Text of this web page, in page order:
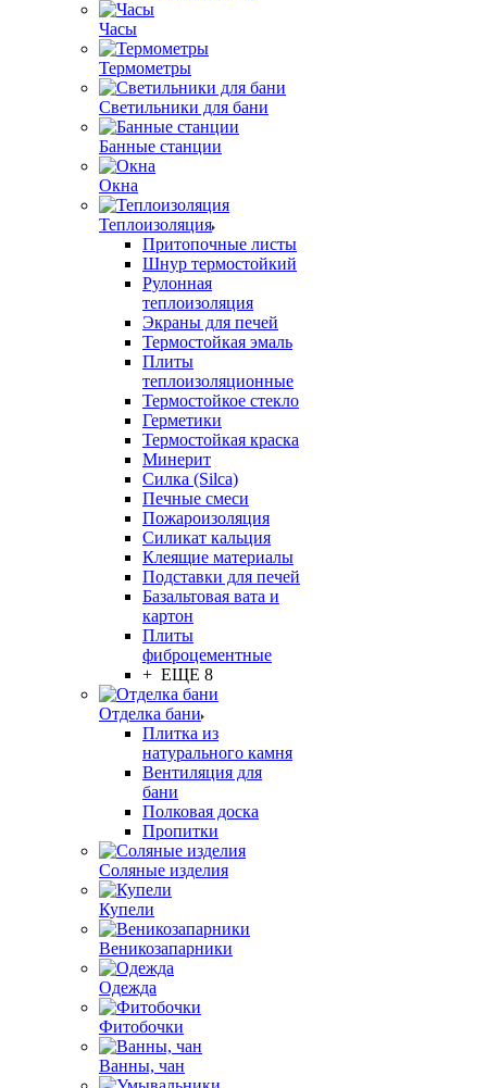
Часы
Термометры
Светильники для бани
Банные станции
Окна
Теплоизоляция
Притопочные листы
Шнур термостойкий
Рулонная
теплоизоляция
Экраны для печей
Термостойкая эмаль
Плиты
теплоизоляционные
Термостойкое стекло
Герметики
Термостойкая краска
Минерит
Силка (Silca)
Печные смеси
Пожароизоляция
Силикат кальция
Клеящие материалы
Подставки для печей
Базальтовая вата и
картон
Плиты
фиброцементные
+ ЕЩЕ 8
Отделка бани
Плитка из
натурального камня
Вентиляция для
бани
Полковая доска
Пропитки
Соляные изделия
Купели
Веникозапарники
Одежда
Фитобочки
Ванны, чан